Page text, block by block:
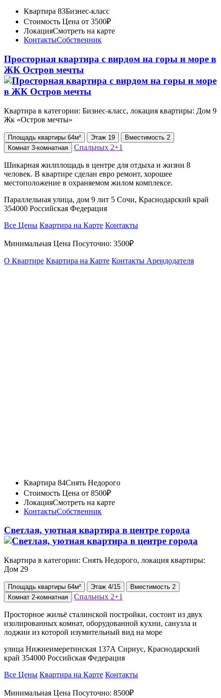
Квартира 83Бизнес-класс
Стоимость Цена от 3500₽
ЛокацияСмотреть на карте
КонтактыСобственник
Просторная квартира с вирдом на горы и море в
ЖК Остров мечты
Квартира в категории: Бизнес-класс, локация квартиры: Дом 9
Жк «Остров мечты»
Площадь квартиры 64м² Этаж 19 Вместимость 2
Комнат 3-комнатная Спальных 2+1
Шикарная жилплощадь в центре для отдыха и жизни 8
человек. В квартире сделан евро ремонт, хорошее
местоположение в охраняемом жилом комплексе.
Параллельная улица, дом 9 лит 5 Сочи, Краснодарский край
354000 Российская Федерация
Все Цены Квартира на Карте Контакты
Минимальная Цена Посуточно: 3500₽
О Квартире Квартира на Карте Контакты Арендодателя
Квартира 84Снять Недорого
Стоимость Цена от 8500₽
ЛокацияСмотреть на карте
КонтактыСобственник
Светлая, уютная квартира в центре города
Квартира в категории: Снять Недорого, локация квартиры:
Дом 29
Площадь квартиры 64м² Этаж 4/15 Вместимость 2
Комнат 2-комнатная Спальных 2+1
Просторное жильё сталинской постройки, состоит из двух
изолированных комнат, оборудованной кухни, санузла и
лоджии из которой изумительный вид на море
улица Нижнеимеретинская 137А Сириус, Краснодарский
край 354000 Российская Федерация
Все Цены Квартира на Карте Контакты
Минимальная Цена Посуточно: 8500₽